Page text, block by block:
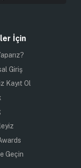
İçin
Giriş
Kayıt Ol
Geçin